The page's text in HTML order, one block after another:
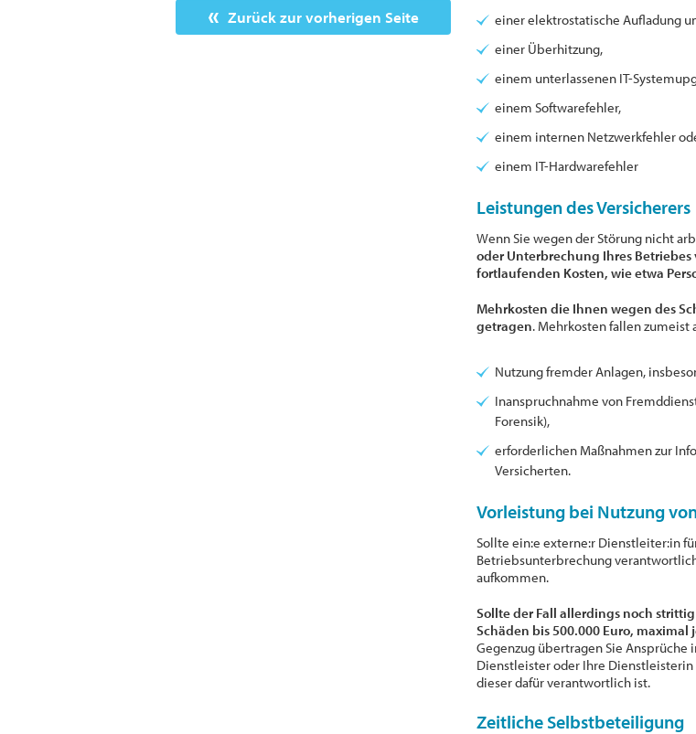
Zurück zur vorherigen Seite
einer elektrostatische Aufladung
einer Überhitzung,
einem unterlassenen IT-
einem Softwarefehler,
einem internen Netzwerkfehler
einem IT-Hardwarefehler
Leistungen des Versicherers
Wenn Sie wegen der Störung nicht
oder Unterbrechung Ihres Betriebes
fortlaufenden Kosten, wie etwa
Mehrkosten die Ihnen wegen des
getragen. Mehrkosten fallen zumeist
Nutzung fremder Anlagen,
Inanspruchnahme von
Forensik),
erforderlichen Maßnahmen zur
Versicherten.
Vorleistung bei Nutzung
Sollte ein:e externe:r Dienstleiter:in
Betriebsunterbrechung
aufkommen.
Sollte der Fall allerdings noch
Schäden bis 500.000 Euro,
Gegenzug übertragen Sie Ansprüche
Dienstleister oder Ihre Dienstleisterin
dieser dafür verantwortlich ist.
Zeitliche Selbstbeteiligung